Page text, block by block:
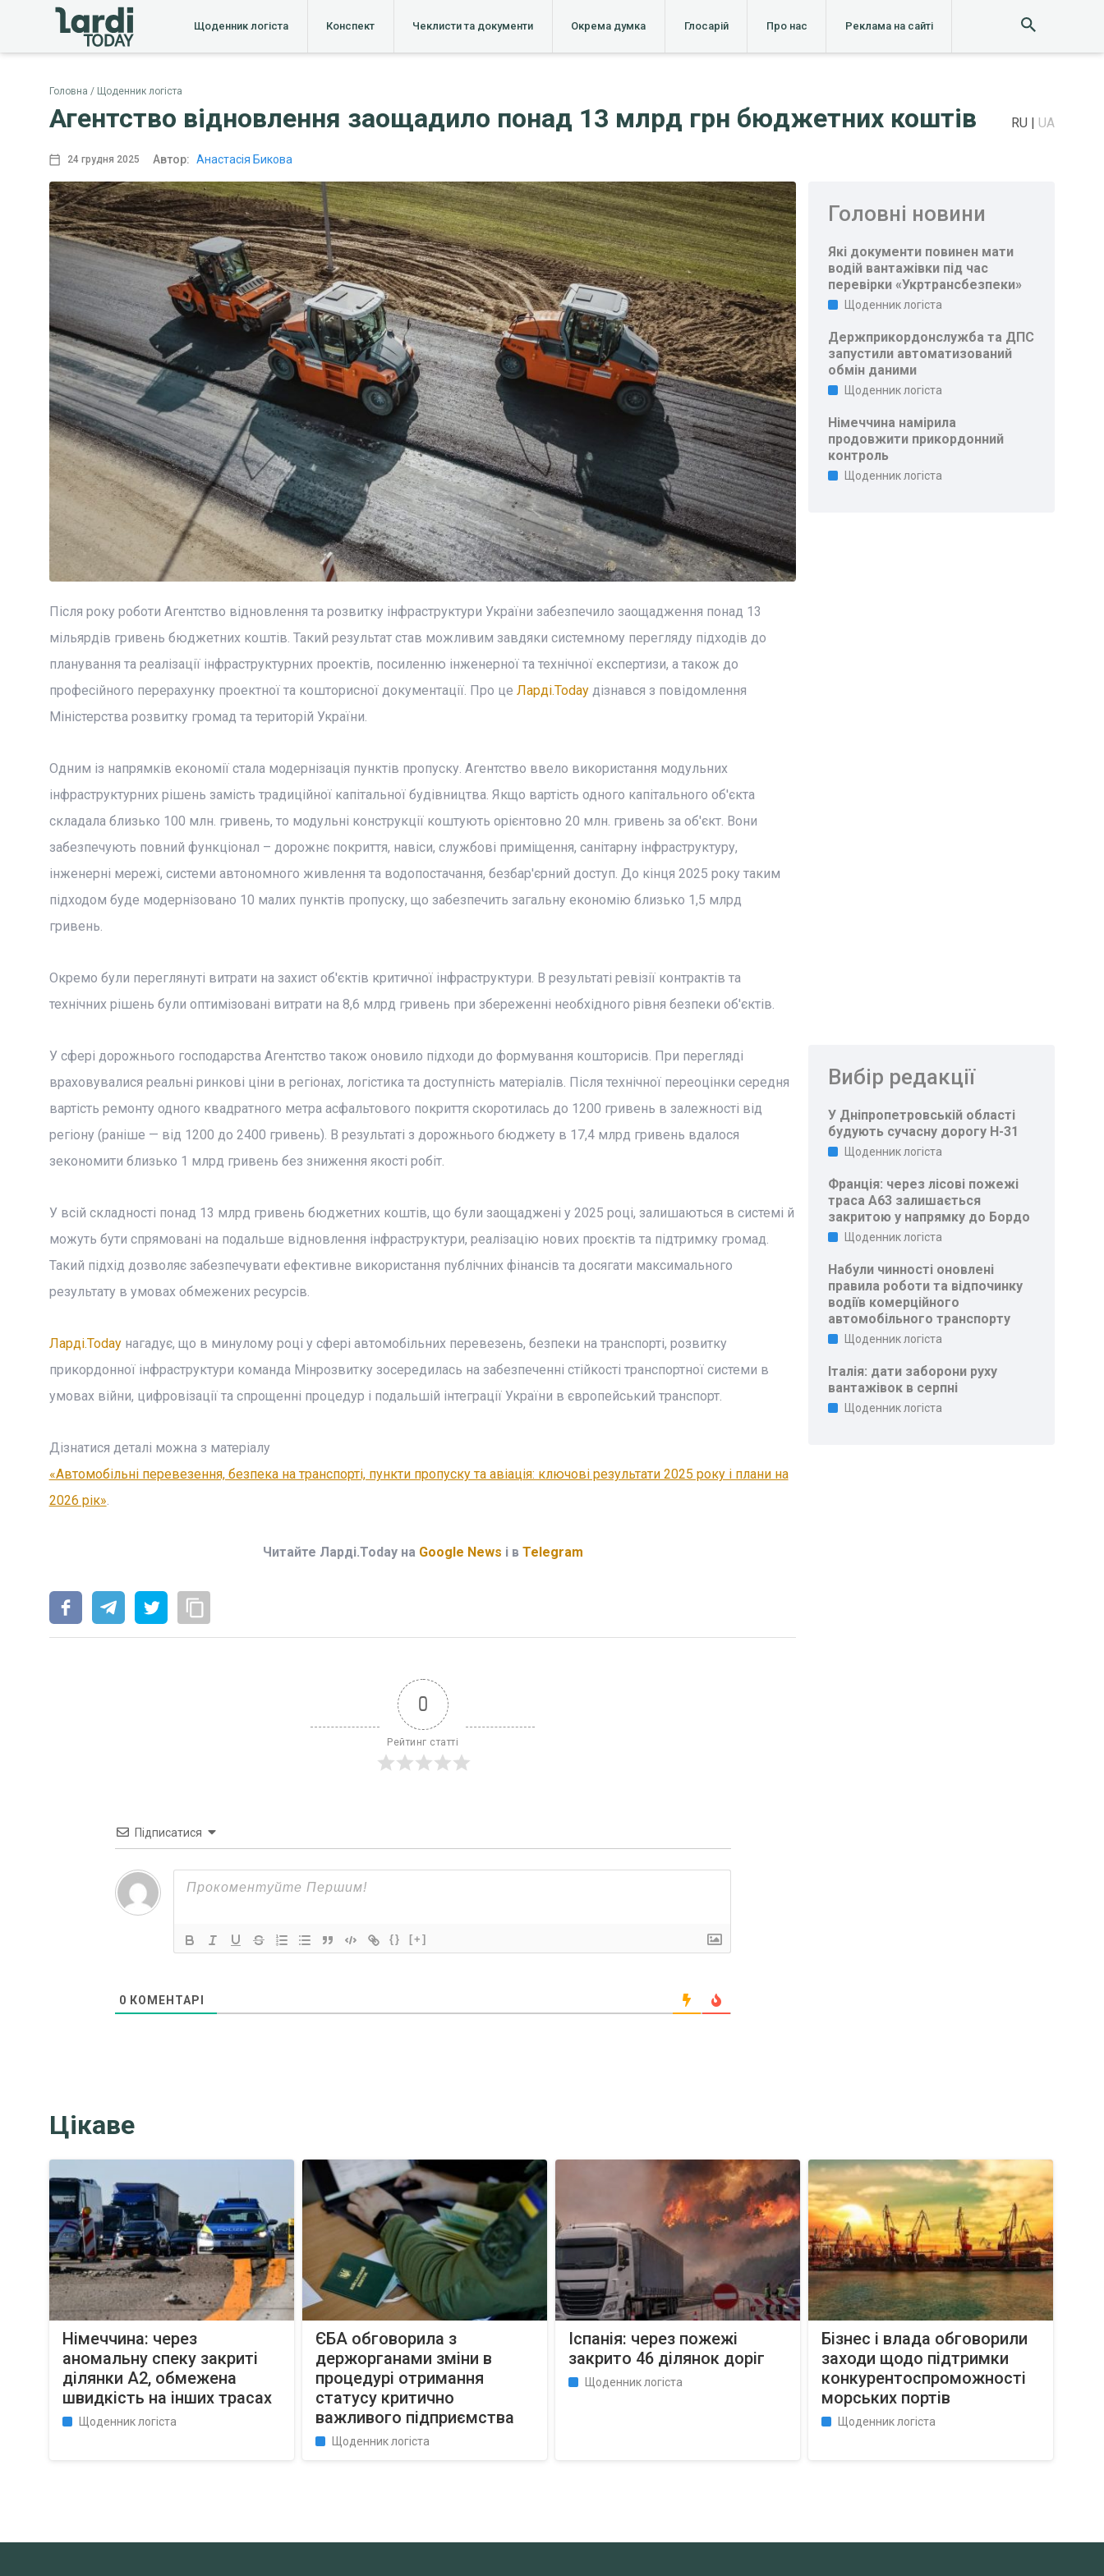
Щоденник логіста Конспект Чеклисти та документи Окрема думка Глосарій Про нас Реклама на сайті
Головна Щоденник логіста
Агентство відновлення заощадило понад 13 млрд грн бюджетних коштів RU UA
24 грудня 2025 Автор: Анастасія Бикова
Після року роботи Агентство відновлення та розвитку інфраструктури України забезпечило заощадження понад 13
мільярдів гривень бюджетних коштів. Такий результат став можливим завдяки системному перегляду підходів до
планування та реалізації інфраструктурних проектів, посиленню інженерної та технічної експертизи, а також до
професійного перерахунку проектної та кошторисної документації. Про це Ларді.Todayдізнався з повідомлення
Міністерства розвитку громад та територій України.
Одним із напрямків економії стала модернізація пунктів пропуску. Агентство ввело використання модульних
інфраструктурних рішень замість традиційної капітальної будівництва. Якщо вартість одного капітального об'єкта
складала близько 100 млн. гривень, то модульні конструкції коштують орієнтовно 20 млн. гривень за об'єкт. Вони
забезпечують повний функціонал – дорожнє покриття, навіси, службові приміщення, санітарну інфраструктуру,
інженерні мережі, системи автономного живлення та водопостачання, безбар'єрний доступ. До кінця 2025 року таким
підходом буде модернізовано 10 малих пунктів пропуску, що забезпечить загальну економію близько 1,5 млрд
гривень.
Окремо були переглянуті витрати на захист об'єктів критичної інфраструктури. В результаті ревізії контрактів та
технічних рішень були оптимізовані витрати на 8,6 млрд гривень при збереженні необхідного рівня безпеки об'єктів.
У сфері дорожнього господарства Агентство також оновило підходи до формування кошторисів. При перегляді
враховувалися реальні ринкові ціни в регіонах, логістика та доступність матеріалів. Після технічної переоцінки середня
вартість ремонту одного квадратного метра асфальтового покриття скоротилась до 1200 гривень в залежності від
регіону (раніше — від 1200 до 2400 гривень). В результаті з дорожнього бюджету в 17,4 млрд гривень вдалося
зекономити близько 1 млрд гривень без зниження якості робіт.
У всій складності понад 13 млрд гривень бюджетних коштів, що були заощаджені у 2025 році, залишаються в системі й
можуть бути спрямовані на подальше відновлення інфраструктури, реалізацію нових проєктів та підтримку громад.
Такий підхід дозволяє забезпечувати ефективне використання публічних фінансів та досягати максимального
результату в умовах обмежених ресурсів.
Ларді.Todayнагадує, що в минулому році у сфері автомобільних перевезень, безпеки на транспорті, розвитку
прикордонної інфраструктури команда Мінрозвитку зосередилась на забезпеченні стійкості транспортної системи в
умовах війни, цифровізації та спрощенні процедур і подальшій інтеграції України в європейський транспорт.
Дізнатися деталі можна з матеріалу
«Автомобільні перевезення, безпека на транспорті, пункти пропуску та авіація: ключові результати 2025 року і плани на
2026 рік».
Читайте Ларді.Today на Google News і в Telegram
0
Рейтинг статті
Підписатися
{} [+]
0 КОМЕНТАРІ
Головні новини
Які документи повинен мати
водій вантажівки під час
перевірки «Укртрансбезпеки»
Щоденник логіста
Держприкордонслужба та ДПС
запустили автоматизований
обмін даними
Щоденник логіста
Німеччина намірила
продовжити прикордонний
контроль
Щоденник логіста
Вибір редакції
У Дніпропетровській області
будують сучасну дорогу Н-31
Щоденник логіста
Франція: через лісові пожежі
траса A63 залишається
закритою у напрямку до Бордо
Щоденник логіста
Набули чинності оновлені
правила роботи та відпочинку
водіїв комерційного
автомобільного транспорту
Щоденник логіста
Італія: дати заборони руху
вантажівок в серпні
Щоденник логіста
Цікаве
Німеччина: через
аномальну спеку закриті
ділянки A2, обмежена
швидкість на інших трасах
Щоденник логіста
ЄБА обговорила з
держорганами зміни в
процедурі отримання
статусу критично
важливого підприємства
Щоденник логіста
Іспанія: через пожежі
закрито 46 ділянок доріг
Щоденник логіста
Бізнес і влада обговорили
заходи щодо підтримки
конкурентоспроможності
морських портів
Щоденник логіста